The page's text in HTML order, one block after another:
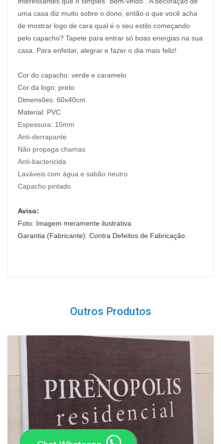
uma casa diz muito sobre o dono, então o que você acha
de mostrar logo de cara qual é o seu estilo começando
pelo capacho? Tapete para entrar só boas energias na sua
casa. Para enfeitar, alegrar e fazer o dia mais feliz!
Cor do capacho: verde e caramelo
Cor da logo: preto
Dimensões: 60x40cm
Material: PVC
Espessura: 10mm
Anti-derrapante
Não propaga chamas
Anti-bactericida
Laváveis com água e sabão neutro
Capacho pintado
Aviso:
Foto: Imagem meramente ilustrativa
Garantia (Fabricante): Contra Defeitos de Fabricação.
Outros Produtos